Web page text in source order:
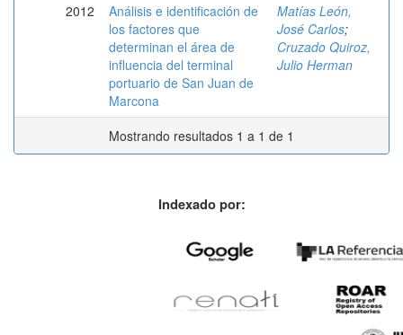
2012
Análisis e identificación de
los factores que
determinan el área de
influencia del terminal
portuario de San Juan de
Marcona
Matías León,
José Carlos;
Cruzado Quiroz,
Julio Herman
Mostrando resultados 1 a 1 de 1
Indexado por: